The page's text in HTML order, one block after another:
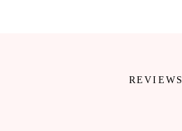
REVIEWS